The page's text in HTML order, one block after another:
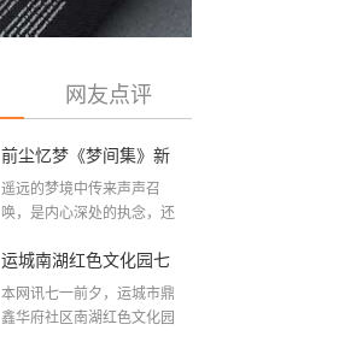
网友点评
前尘忆梦《梦间集》新
版本『重归剑境』开启
遥远的梦境中传来声声召
唤，是内心深处的执念，还
运城南湖红色文化园七
一前夕建成开放
本网讯七一前夕，运城市鼎
鑫华府社区南湖红色文化园